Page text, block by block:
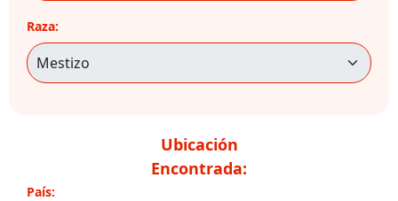
Raza:
Ubicación
Encontrada:
País: